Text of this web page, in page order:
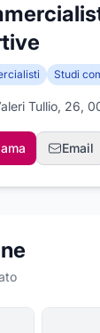
Studi
Tullio, 26,
Email